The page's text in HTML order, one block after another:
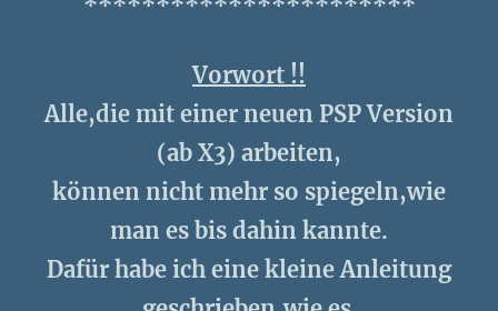
Vorwort !!
Alle,die mit einer neuen PSP Version
(ab X3) arbeiten,
können nicht mehr so spiegeln,wie
man es bis dahin kannte.
Dafür habe ich eine kleine Anleitung